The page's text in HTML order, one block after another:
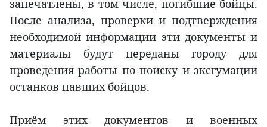
запечатлены, в том числе, погибшие бойцы.
После анализа, проверки и подтверждения
необходимой информации эти документы и
материалы будут переданы городу для
проведения работы по поиску и эксгумации
останков павших бойцов.
Приём этих документов и военных